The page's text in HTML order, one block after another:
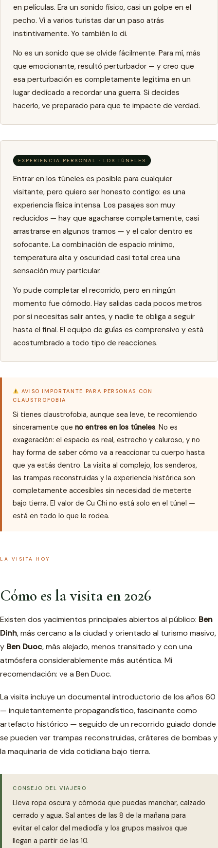
en películas. Era un sonido físico, casi un golpe en el
pecho. Vi a varios turistas dar un paso atrás
instintivamente. Yo también lo di.
No es un sonido que se olvide fácilmente. Para mí, más
que emocionante, resultó perturbador — y creo que
esa perturbación es completamente legítima en un
lugar dedicado a recordar una guerra. Si decides
hacerlo, ve preparado para que te impacte de verdad.
EXPERIENCIA PERSONAL · LOS TÚNELES
Entrar en los túneles es posible para cualquier
visitante, pero quiero ser honesto contigo: es una
experiencia física intensa. Los pasajes son muy
reducidos — hay que agacharse completamente, casi
arrastrarse en algunos tramos — y el calor dentro es
sofocante. La combinación de espacio mínimo,
temperatura alta y oscuridad casi total crea una
sensación muy particular.
Yo pude completar el recorrido, pero en ningún
momento fue cómodo. Hay salidas cada pocos metros
por si necesitas salir antes, y nadie te obliga a seguir
hasta el final. El equipo de guías es comprensivo y está
acostumbrado a todo tipo de reacciones.
AVISO IMPORTANTE PARA PERSONAS CON
CLAUSTROFOBIA
Si tienes claustrofobia, aunque sea leve, te recomiendo
sinceramente queno entres en los túneles. No es
exageración: el espacio es real, estrecho y caluroso, y no
hay forma de saber cómo va a reaccionar tu cuerpo hasta
que ya estás dentro. La visita al complejo, los senderos,
las trampas reconstruidas y la experiencia histórica son
completamente accesibles sin necesidad de meterte
bajo tierra. El valor de Cu Chi no está solo en el túnel —
está en todo lo que le rodea.
LA VISITA HOY
Cómo es la visita en 2026
Existen dos yacimientos principales abiertos al público: Ben
Dinh, más cercano a la ciudad y orientado al turismo masivo,
y Ben Duoc, más alejado, menos transitado y con una
atmósfera considerablemente más auténtica. Mi
recomendación: ve a Ben Duoc.
La visita incluye un documental introductorio de los años 60
— inquietantemente propagandístico, fascinante como
artefacto histórico — seguido de un recorrido guiado donde
se pueden ver trampas reconstruidas, cráteres de bombas y
la maquinaria de vida cotidiana bajo tierra.
CONSEJO DEL VIAJERO
Lleva ropa oscura y cómoda que puedas manchar, calzado
cerrado y agua. Sal antes de las 8 de la mañana para
evitar el calor del mediodía y los grupos masivos que
llegan a partir de las 10.